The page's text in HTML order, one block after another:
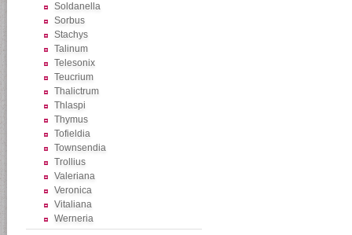
Soldanella
Sorbus
Stachys
Talinum
Telesonix
Teucrium
Thalictrum
Thlaspi
Thymus
Tofieldia
Townsendia
Trollius
Valeriana
Veronica
Vitaliana
Werneria